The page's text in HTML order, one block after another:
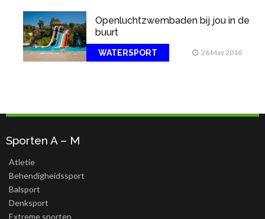
Openluchtzwembaden bij jou in de
buurt
WATERSPORT 26 May 2016
Sporten A – M
Atletie
Behendigheidssport
Balsport
Denksport
Extreme sporten